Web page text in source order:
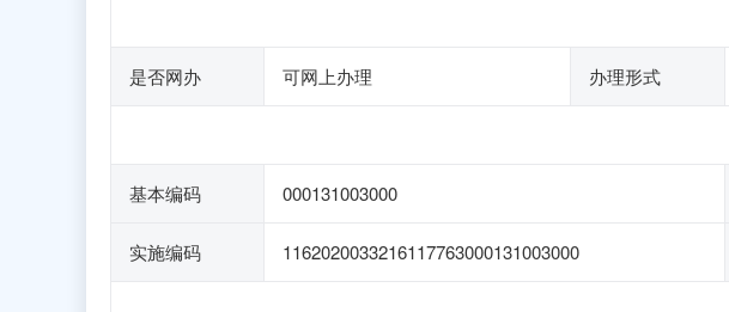
是否网办 可网上办理 办理形式
基本编码 000131003000
实施编码 1162020033216117763000131003000